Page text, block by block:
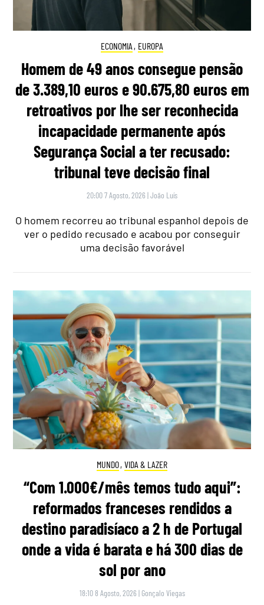
ECONOMIA , EUROPA
Homem de 49 anos consegue pensão
de 3.389,10 euros e 90.675,80 euros em
retroativos por lhe ser reconhecida
incapacidade permanente após
Segurança Social a ter recusado:
tribunal teve decisão final
20:00 7 Agosto, 2026 |João Luís
O homem recorreu ao tribunal espanhol depois de
ver o pedido recusado e acabou por conseguir
uma decisão favorável
MUNDO, VIDA & LAZER
“Com 1.000€/mês temos tudo aqui”:
reformados franceses rendidos a
destino paradisíaco a 2 h de Portugal
onde a vida é barata e há 300 dias de
sol por ano
18:10 8 Agosto, 2026 | Gonçalo Viegas